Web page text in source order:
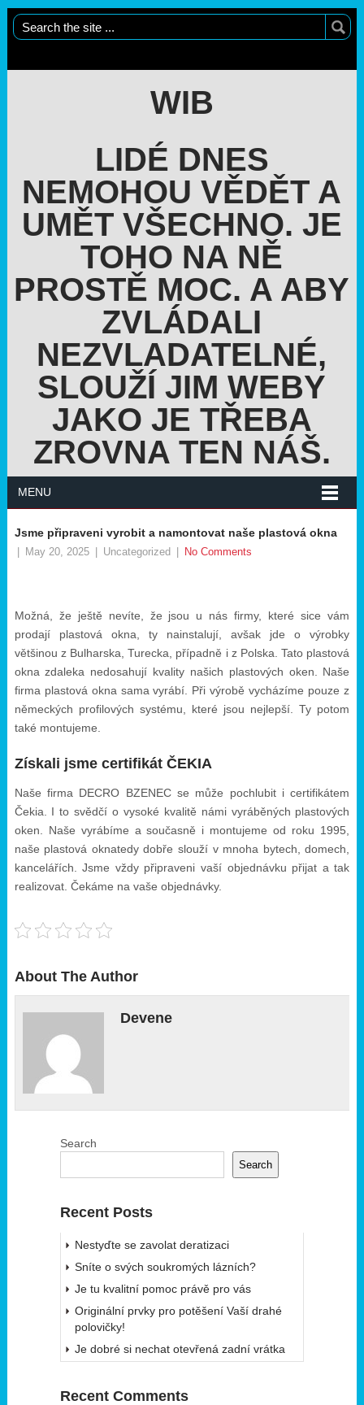
WIB
LIDÉ DNES
NEMOHOU VĚDĚT A
UMĚT VŠECHNO. JE
TOHO NA NĚ
PROSTĚ MOC. A ABY
ZVLÁDALI
NEZVLADATELNÉ,
SLOUŽÍ JIM WEBY
JAKO JE TŘEBA
ZROVNA TEN NÁŠ.
MENU
Jsme připraveni vyrobit a namontovat naše plastová okna
May 20, 2025 Uncategorized No Comments
Možná, že ještě nevíte, že jsou u nás firmy, které sice vám
prodají plastová okna , ty nainstalují, avšak jde o výrobky
většinou z Bulharska, Turecka, případně i z Polska. Tato plastová
okna zdaleka nedosahují kvality našich plastových oken. Naše
firma plastová okna sama vyrábí. Při výrobě vycházíme pouze z
německých profilových systému, které jsou nejlepší. Ty potom
také montujeme.
Získali jsme certifikát ČEKIA
Naše firma DECRO BZENEC se může pochlubit i certifikátem
Čekia. I to svědčí o vysoké kvalitě námi vyráběných plastových
oken. Naše vyrábíme a současně i montujeme od roku 1995,
naše plastová oknatedy dobře slouží v mnoha bytech, domech,
kancelářích. Jsme vždy připraveni vaší objednávku přijat a tak
realizovat. Čekáme na vaše objednávky.
About The Author
Devene
Search
Search
Recent Posts
Nestyďte se zavolat deratizaci
Sníte o svých soukromých lázních?
Je tu kvalitní pomoc právě pro vás
Originální prvky pro potěšení Vaší drahé
polovičky!
Je dobré si nechat otevřená zadní vrátka
Recent Comments